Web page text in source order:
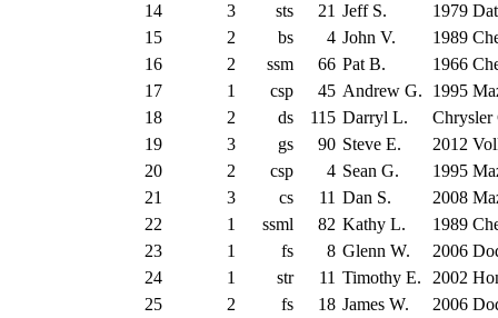
14
3 sts 21 Jeff S.
1979
15
2 bs 4 John V.
1989
16
2 ssm 66 Pat B.
1966
17
1 csp 45 Andrew G.
1995
18
2 ds 115 Darryl L.
Chrysler
19
3 gs 90 Steve E.
2012
20
2 csp 4 Sean G.
1995
21
3 cs 11 Dan S.
2008
22
1 ssml 82 Kathy L.
1989
23
1 fs 8 Glenn W.
2006
24
1 str 11 Timothy E.
2002
25
2 fs 18 James W.
2006